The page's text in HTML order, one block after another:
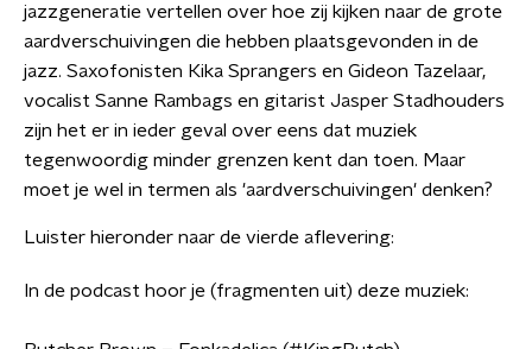
jazzgeneratie vertellen over hoe zij kijken naar de grote
aardverschuivingen die hebben plaatsgevonden in de
jazz. Saxofonisten Kika Sprangers en Gideon Tazelaar,
vocalist Sanne Rambags en gitarist Jasper Stadhouders
zijn het er in ieder geval over eens dat muziek
tegenwoordig minder grenzen kent dan toen. Maar
moet je wel in termen als 'aardverschuivingen' denken?
Luister hieronder naar de vierde aflevering:
In de podcast hoor je (fragmenten uit) deze muziek: